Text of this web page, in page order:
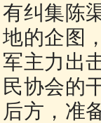
有纠集陈
地的企图
军主力出
民协会的
后方，准